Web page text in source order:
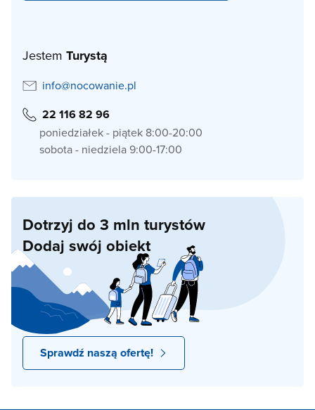
Jestem Turystą
info@nocowanie.pl
22 116 82 96
poniedziałek - piątek 8:00-20:00
sobota - niedziela 9:00-17:00
Dotrzyj do 3 mln turystów
Dodaj swój obiekt
Sprawdź naszą ofertę!